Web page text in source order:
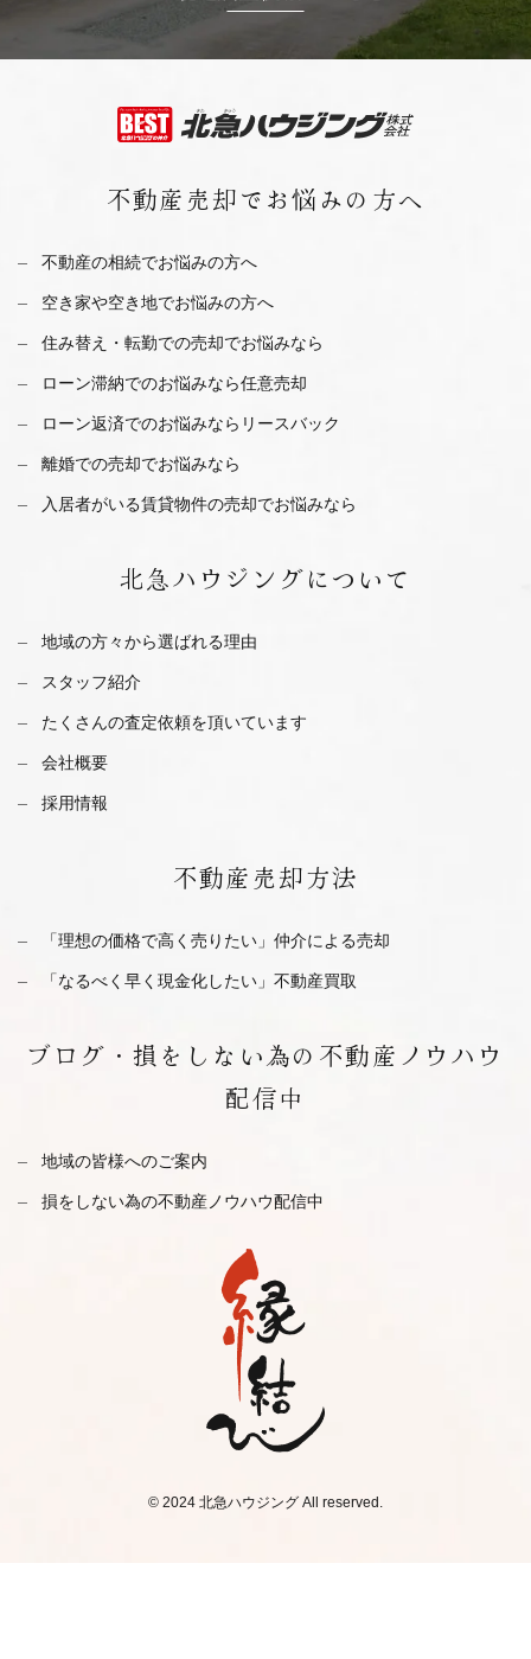
不動産売却で お悩みの方へ
不動産の相続でお悩みの方へ
空き家や空き地でお悩みの方へ
住み替え・転勤での売却でお悩みなら
ローン滞納でのお悩みなら任意売却
ローン返済でのお悩みならリースバック
離婚での売却でお悩みなら
入居者がいる賃貸物件の売却でお悩みなら
北急ハウジングについて
地域の方々から選ばれる理由
スタッフ紹介
たくさんの査定依頼を頂いています
会社概要
採用情報
不動産 売却方法
「理想の価格で高く売りたい」仲介による売却
「なるべく早く現金化したい」不動産買取
ブログ・ 損をしない為の不動産ノウハウ
配信中
地域の皆様へのご案内
損をしない為の不動産ノウハウ配信中
© 2024 北急ハウジング All reserved.